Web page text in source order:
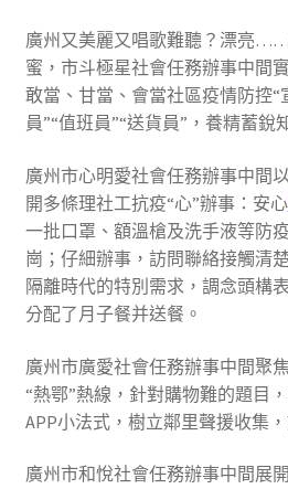
廣州又美麗又唱歌難聽？漂亮
蜜，市斗極星社會任務辦事中間
敢當、甘當、會當社區疫情防控“
員”“值班員”“送貨員”，養精蓄銳
廣州市心明愛社會任務辦事中間
開多條理社工抗疫“心”辦事：安心
一批口罩、額溫槍及洗手液等防
崗；仔細辦事，訪問聯絡接觸清
隔離時代的特別需求，調念頭構
分配了月子餐并送餐。
廣州市廣愛社會任務辦事中間聚
“熱鄂”熱線，針對購物難的題目
APP小法式，樹立鄰里聲援收集
廣州市和悅社會任務辦事中間展